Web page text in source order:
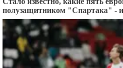
полузащитником "Спартака" -